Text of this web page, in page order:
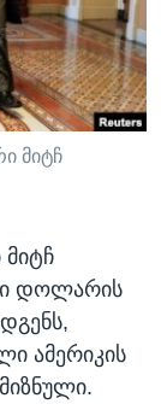
მიტჩ
დოლარის
ამერიკის